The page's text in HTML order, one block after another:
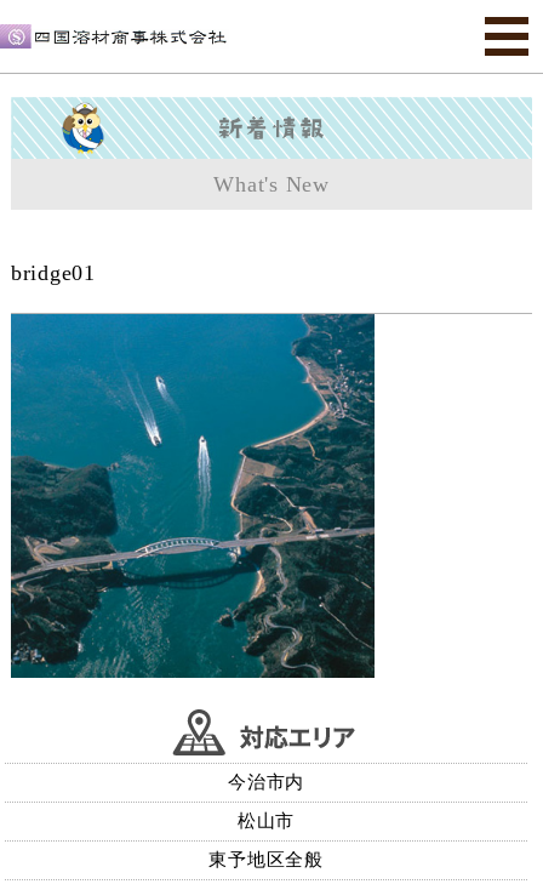
What's New
bridge01
今治市内
松山市
東予地区全般